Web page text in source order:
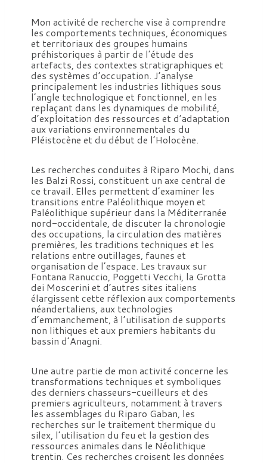
Mon activité de recherche vise à comprendre
les comportements techniques, économiques
et territoriaux des groupes humains
préhistoriques à partir de l’étude des
artefacts, des contextes stratigraphiques et
des systèmes d’occupation. J’analyse
principalement les industries lithiques sous
l’angle technologique et fonctionnel, en les
replaçant dans les dynamiques de mobilité,
d’exploitation des ressources et d’adaptation
aux variations environnementales du
Pléistocène et du début de l’Holocène.
Les recherches conduites à Riparo Mochi, dans
les Balzi Rossi, constituent un axe central de
ce travail. Elles permettent d’examiner les
transitions entre Paléolithique moyen et
Paléolithique supérieur dans la Méditerranée
nord-occidentale, de discuter la chronologie
des occupations, la circulation des matières
premières, les traditions techniques et les
relations entre outillages, faunes et
organisation de l’espace. Les travaux sur
Fontana Ranuccio, Poggetti Vecchi, la Grotta
dei Moscerini et d’autres sites italiens
élargissent cette réflexion aux comportements
néandertaliens, aux technologies
d’emmanchement, à l’utilisation de supports
non lithiques et aux premiers habitants du
bassin d’Anagni.
Une autre partie de mon activité concerne les
transformations techniques et symboliques
des derniers chasseurs-cueilleurs et des
premiers agriculteurs, notamment à travers
les assemblages du Riparo Gaban, les
recherches sur le traitement thermique du
silex, l’utilisation du feu et la gestion des
ressources animales dans le Néolithique
trentin. Ces recherches croisent les données